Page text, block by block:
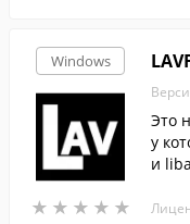
Windows
★ ★ ★ ★ ★
★ ★ ★ ★ ★
Это
у
и